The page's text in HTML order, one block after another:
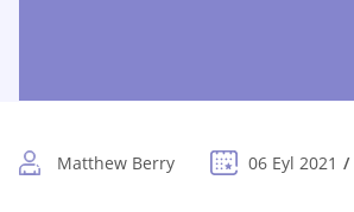
Matthew Berry 06 Eyl 2021